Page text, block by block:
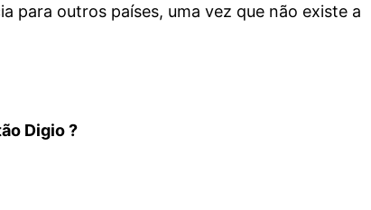
para outros países, uma vez que não existe a
Digio ?